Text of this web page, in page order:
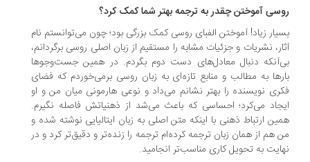
آموختن چقدر به ترجمه بهتر شما کمک کرد؟
زیاد! آموختن الفبای روسی کمک بزرگی بود؛ چون می‌توانستم نام
نشریات و جزئیات مشابه را مستقیم از زبان اصلی روسی برگردانم،
دنبال معادل‌های دست دوم بگردم. در همین جست‌وجوها
به مطالب و منابع تازه‌ای به زبان روسی برمی‌خوردم که فضای
نویسنده را بهتر نشانم می‌داد و نوعی هارمونی میان من و او
می‌کرد؛ احساسی که باعث می‌شد از ذهنیاتش فاصله نگیرم.
ارتباط ذهنی با اینکه متن اصلی به زبان ایتالیایی نوشته شده و
هم از همان زبان ترجمه کرده‌ام ترجمه را زنده‌تر و دقیق‌تر کرد و در
به تحویل کاری مناسب‌تر انجامید.